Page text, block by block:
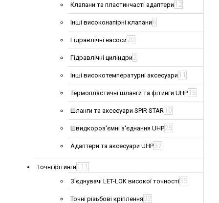
Клапани та пластинчасті адаптери 12
Інші високонапірні клапани 6
Гідравлічні насоси 20
Гідравлічні циліндри 2
Інші високотемпературні аксесуари 11
Термопластичні шланги та фітинги UHP 15
Шланги та аксесуари SPIR STAR 10
Швидкороз'ємні з'єднання UHP25
Адаптери та аксесуари UHP37
Точні фітинги 111
З'єднувачі LET-LOK високої точності55
Точні різьбові кріплення 32